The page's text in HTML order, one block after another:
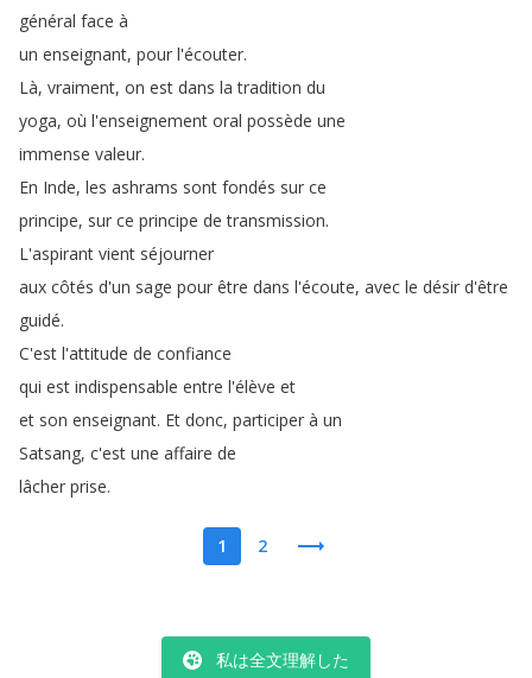
général face à
un enseignant, pour l'écouter.
Là, vraiment, on est dans la tradition du
yoga, où l'enseignement oral possède une
immense valeur.
En Inde, les ashrams sont fondés sur ce
principe, sur ce principe de transmission.
L'aspirant vient séjourner
aux côtés d'un sage pour être dans l'écoute, avec le désir d'être
guidé.
C'est l'attitude de confiance
qui est indispensable entre l'élève et
et son enseignant. Et donc, participer à un
Satsang, c'est une affaire de
lâcher prise.
1 2
私は全文理解した